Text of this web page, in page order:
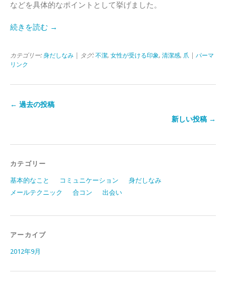
などを具体的なポイントとして挙げました。
続きを読む →
カテゴリー: 身だしなみ | タグ: 不潔, 女性が受ける印象, 清潔感, 爪
パーマ
リンク
← 過去の投稿
新しい投稿 →
カテゴリー
基本的なこと コミュニケーション
身だしなみ
メールテクニック
合コン 出会い
アーカイブ
2012年9月